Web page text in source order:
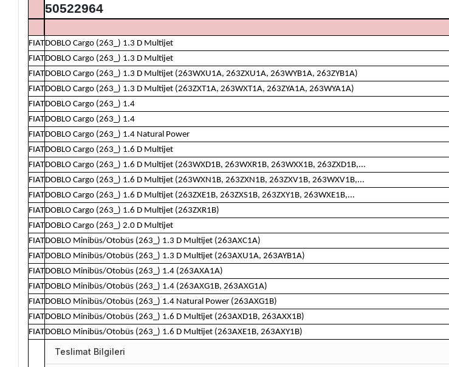
50522964
FIATDOBLO Cargo (263_) 1.3 D Multijet
FIATDOBLO Cargo (263_) 1.3 D Multijet
FIATDOBLO Cargo (263_) 1.3 D Multijet (263WXU1A, 263ZXU1A, 263WYB1A, 263ZYB1A)
FIATDOBLO Cargo (263_) 1.3 D Multijet (263ZXT1A, 263WXT1A, 263ZYA1A, 263WYA1A)
FIATDOBLO Cargo (263_) 1.4
FIATDOBLO Cargo (263_) 1.4
FIATDOBLO Cargo (263_) 1.4 Natural Power
FIATDOBLO Cargo (263_) 1.6 D Multijet
FIATDOBLO Cargo (263_) 1.6 D Multijet (263WXD1B, 263WXR1B, 263WXX1B, 263ZXD1B,...
FIATDOBLO Cargo (263_) 1.6 D Multijet (263WXN1B, 263ZXN1B, 263ZXV1B, 263WXV1B,...
FIATDOBLO Cargo (263_) 1.6 D Multijet (263ZXE1B, 263ZXS1B, 263ZXY1B, 263WXE1B,...
FIATDOBLO Cargo (263_) 1.6 D Multijet (263ZXR1B)
FIATDOBLO Cargo (263_) 2.0 D Multijet
FIATDOBLO Minibüs/Otobüs (263_) 1.3 D Multijet (263AXC1A)
FIATDOBLO Minibüs/Otobüs (263_) 1.3 D Multijet (263AXU1A, 263AYB1A)
FIATDOBLO Minibüs/Otobüs (263_) 1.4 (263AXA1A)
FIATDOBLO Minibüs/Otobüs (263_) 1.4 (263AXG1B, 263AXG1A)
FIATDOBLO Minibüs/Otobüs (263_) 1.4 Natural Power (263AXG1B)
FIATDOBLO Minibüs/Otobüs (263_) 1.6 D Multijet (263AXD1B, 263AXX1B)
FIATDOBLO Minibüs/Otobüs (263_) 1.6 D Multijet (263AXE1B, 263AXY1B)
Teslimat Bilgileri